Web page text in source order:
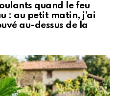
quand le feu
: au petit matin, j’ai
au-dessus de la